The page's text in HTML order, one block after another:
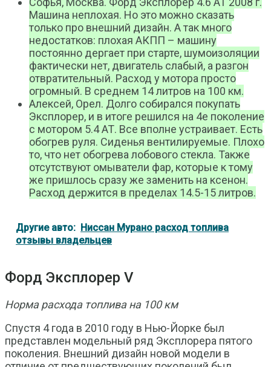
Машина неплохая. Но это можно сказать
только про внешний дизайн. А так много
недостатков: плохая АКПП – машину
постоянно дергает при старте, шумоизоляции
фактически нет, двигатель слабый, а разгон
отвратительный. Расход у мотора просто
огромный. В среднем 14 литров на 100 км.
Алексей, Орел. Долго собирался покупать
Эксплорер, и в итоге решился на 4е поколение
c мотором 5.4 АТ. Все вполне устраивает. Есть
обогрев руля. Сиденья вентилируемые. Плохо
то, что нет обогрева лобового стекла. Также
отсутствуют омыватели фар, которые к тому
же пришлось сразу же заменить на ксенон.
Расход держится в пределах 14.5-15 литров.
Другие авто: Ниссан Мурано расход топлива
отзывы владельцев
Форд Эксплорер V
Норма расхода топлива на 100 км
Спустя 4 года в 2010 году в Нью-Йорке был
представлен модельный ряд Эксплорера пятого
поколения. Внешний дизайн новой модели в